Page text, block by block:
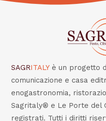
SAGRITALY è un progetto
comunicazione e casa
enogastronomia,
Sagritaly® e Le Porte del
registrati. Tutti i diritti